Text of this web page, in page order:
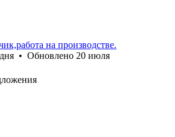
на производстве.
• Обновлено 20 июля